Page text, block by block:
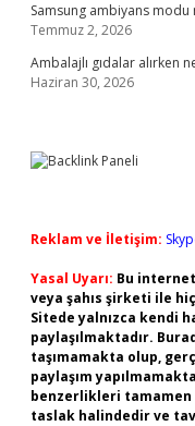
Samsung ambiyans modu
Temmuz 2, 2026
Ambalajlı gıdalar alırken
Haziran 30, 2026
Reklam ve İletişim:
Yasal Uyarı: Bu
veya şahıs şirketi ile
Sitede yalnızca kendi
paylaşılmaktadır.
taşımamakta olup,
paylaşım
benzerlikleri
taslak halindedir ve